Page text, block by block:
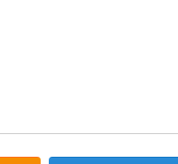
Bên cạnh đó, thiết bị này
cũng tự đóng tự động từ
bị xáo trộn hay ảnh
toàn và trọn vẹn nhất.